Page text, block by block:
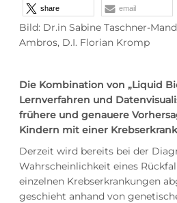
share email
Bild: Dr.in Sabine Taschner-
Ambros, D.I. Florian Kromp
Die Kombination von „Liquid
Lernverfahren und
frühere und genauere
Kindern mit einer
Derzeit wird bereits bei der
Wahrscheinlichkeit eines
einzelnen Krebserkrankungen
geschieht anhand von